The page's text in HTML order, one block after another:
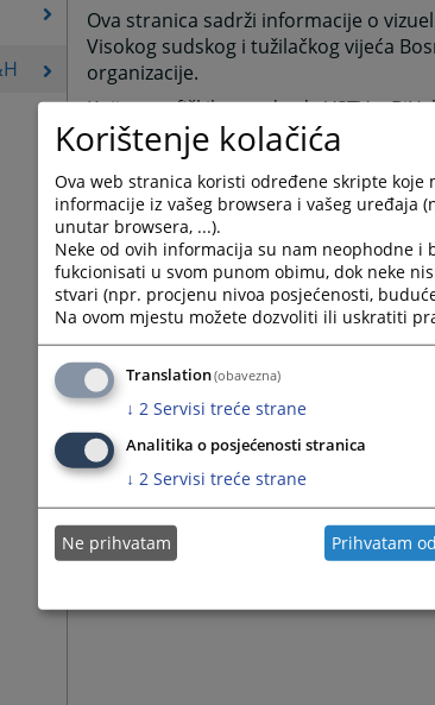
Ova stranica sadrži informacije o
Visokog sudskog i tužilačkog vijeća
organizacije.
Knjiga grafičkih standarda VSTV-a
odrednicama, osigurava mogućnost
efikasan način.
U slučaju da su vam potrebne
grafičkih standarda, molimo da
Visoko sudsko i tužilačko vijeće Bosne
Telefon: +387 (0)33 704 604
Elektronska pošta:
Korištenje kolačića
Ova web stranica koristi određene skripte
informacije iz vašeg browsera i vašeg uređaja
unutar browsera, ...).
Neke od ovih informacija su nam neophodne i
fukcionisati u svom punom obimu, dok neke
stvari (npr. procjenu nivoa posjećenosti,
Na ovom mjestu možete dozvoliti ili uskratiti
Translation(obavezna)
↓ 2 Servisi treće strane
Analitika o posjećenosti stranica
↓ 2 Servisi treće strane
Ne prihvatam Prihvatam